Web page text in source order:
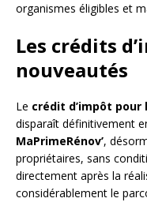
organismes éligibles et
Les crédits
nouveautés
Le crédit d’impôt
disparaît définitivement
MaPrimeRénov’,
propriétaires, sans
directement après la
considérablement le